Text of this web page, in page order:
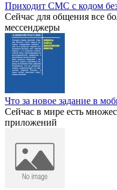
Приходит СМС с кодом
Сейчас для общения все
мессенджеры
Что за новое задание в
Сейчас в мире есть
приложений